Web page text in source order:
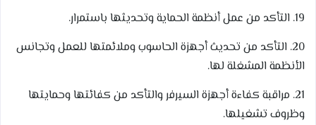
19. التأكد من عمل أنظمة الحماية وتحديثها باستمرار.
20. التأكد من تحديث أجهزة الحاسوب وملائمتها للعمل وتجانس
الأنظمة المشغلة لها.
21. مراقبة كفاءة أجهزة السيرفر والتأكد من كفائتها وحمايتها
وظروف تشغيلها.